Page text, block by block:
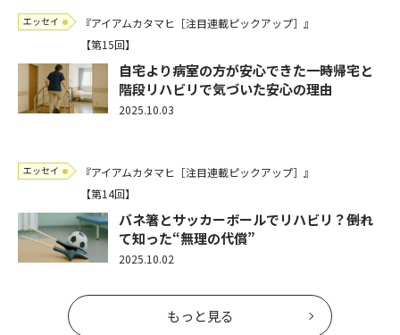
エッセイ
『アイアムカタマヒ［注目連載ピックアップ］』
【第15回】
自宅より病室の方が安心できた――一時帰宅と
階段リハビリで気づいた安心の理由
2025.10.03
エッセイ
『アイアムカタマヒ［注目連載ピックアップ］』
【第14回】
バネ箸とサッカーボールでリハビリ？――倒れ
て知った“無理の代償”
2025.10.02
もっと見る